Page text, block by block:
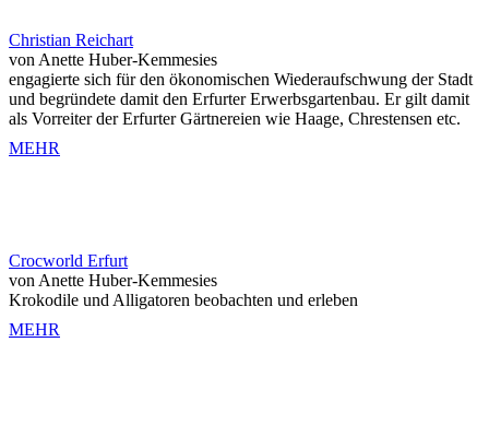
Christian Reichart
von Anette Huber-Kemmesies
engagierte sich für den ökonomischen Wiederaufschwung der Stadt
und begründete damit den Erfurter Erwerbsgartenbau. Er gilt damit
als Vorreiter der Erfurter Gärtnereien wie Haage, Chrestensen etc.
MEHR
Crocworld Erfurt
von Anette Huber-Kemmesies
Krokodile und Alligatoren beobachten und erleben
MEHR